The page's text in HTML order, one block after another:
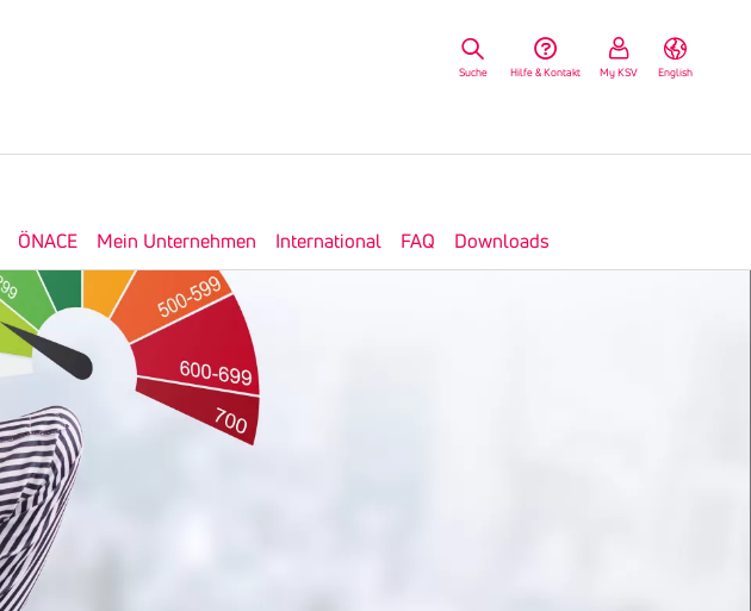
Suche Hilfe & Kontakt My KSV English
ÖNACE Mein Unternehmen International FAQ Downloads